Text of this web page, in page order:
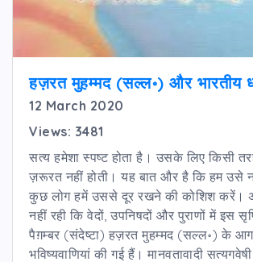
हज़रत मुहम्मद (सल्ल॰) और भारतीय
12 March 2020
Views: 3481
सत्य हमेशा स्पष्ट होता है। उसके लिए किसी
ज़रूरत नहीं होती। यह बात और है कि हम उसे
कुछ लोग हमें उससे दूर रखने की कोशिश करें।
नहीं रही कि वेदों, उपनिषदों और पुराणों में इस
पैग़म्बर (संदेष्टा) हज़रत मुहम्मद (सल्ल॰) के
भविष्यवाणियां की गई हैं। मानवतावादी सत्यगवेषी